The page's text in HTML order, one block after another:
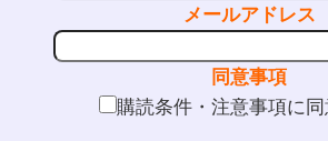
メールアドレス
同意事項
購読条件・注意事項に